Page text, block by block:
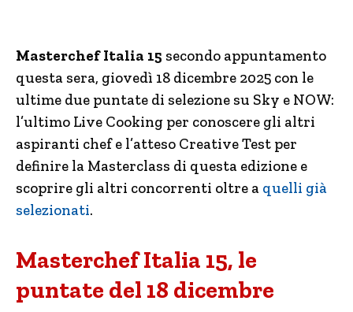
Masterchef Italia 15 secondo appuntamento
questa sera, giovedì 18 dicembre 2025 con le
ultime due puntate di selezione su Sky e NOW:
l’ultimo Live Cooking per conoscere gli altri
aspiranti chef e l’atteso Creative Test per
definire la Masterclass di questa edizione e
scoprire gli altri concorrenti oltre a quelli già
selezionati.
Masterchef Italia 15, le
puntate del 18 dicembre